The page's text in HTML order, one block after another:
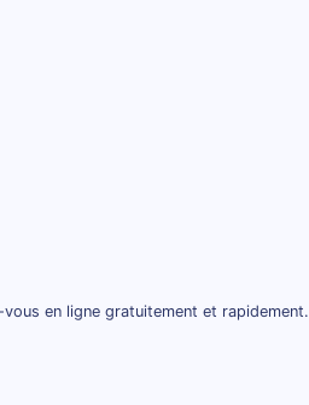
en ligne gratuitement et rapidement.